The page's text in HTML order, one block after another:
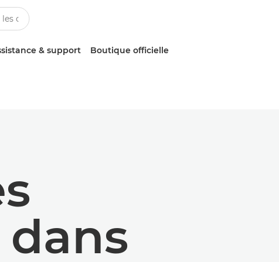
& support Boutique officielle